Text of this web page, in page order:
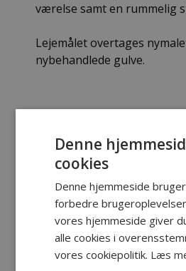
værelse samt en rummelig
Lejemålet overtages
nybehandlede gulve.
Sagsnummer:18409-56
Overtagelse: Snarest mulig
ER DU
DENNE
Denne
cookies
Denne hjemmeside
forbedre
vores hjemmeside giver
alle cookies i
vores cookiepolitik. Læs